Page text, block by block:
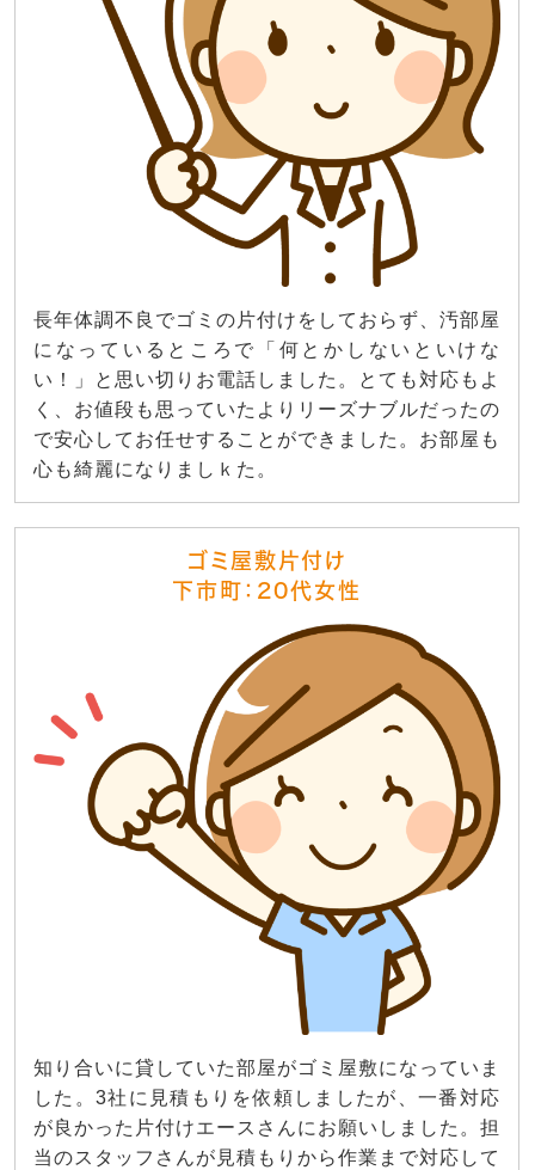
長年体調不良でゴミの片付けをしておらず、汚部屋
になっているところで「何とかしないといけな
い！」と思い切りお電話しました。とても対応もよ
く、お値段も思っていたよりリーズナブルだったの
で安心してお任せすることができました。お部屋も
心も綺麗になりましｋた。
ゴミ屋敷片付け
下市町：20代女性
知り合いに貸していた部屋がゴミ屋敷になっていま
した。3社に見積もりを依頼しましたが、一番対応
が良かった片付けエースさんにお願いしました。担
当のスタッフさんが見積もりから作業まで対応して